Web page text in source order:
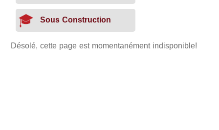
Sous Construction
Désolé, cette page est momentanément indisponible!